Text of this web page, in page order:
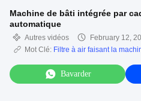
Machine de bâti intégrée par
automatique
Autres vidéos
February 12,
Mot Clé: Filtre à air faisant la
Bavarder